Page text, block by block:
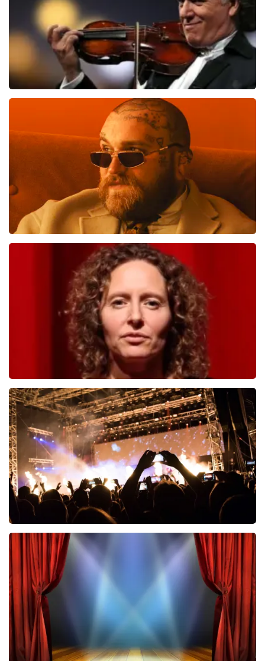
laatste 30 minuten
BESTEL NU
Teddy Swims
laatste 30 minuten
BESTEL NU
Esther van der Voort
690laatste 30 minuten
BESTEL NU
Don Omar
464 laatste 30 minuten
BESTEL NU